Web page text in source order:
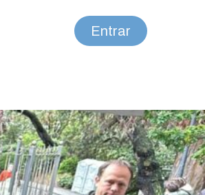
Entrar